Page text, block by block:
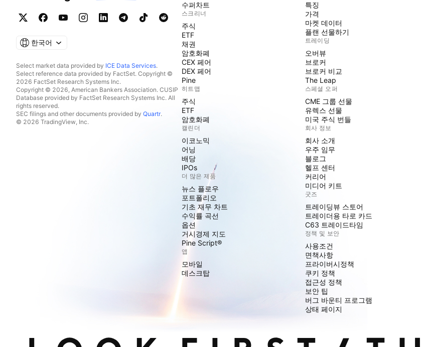
한국어
Select market data provided by ICE Data Services.
Select reference data provided by FactSet. Copyright ©
2026 FactSet Research Systems Inc.
Copyright © 2026, American Bankers Association. CUSIP
Database provided by FactSet Research Systems Inc. All
rights reserved.
SEC filings and other documents provided by Quartr.
© 2026 TradingView, Inc.
수퍼차트
스크리너
주식
ETF
채권
암호화폐
CEX 페어
DEX 페어
Pine
히트맵
주식
ETF
암호화폐
캘린더
이코노믹
어닝
배당
IPOs
더 많은 제품
뉴스 플로우
포트폴리오
기초 재무 차트
수익률 곡선
옵션
거시경제 지도
Pine Script®
앱
모바일
데스크탑
특징
가격
마켓 데이터
플랜 선물하기
트레이딩
오버뷰
브로커
브로커 비교
The Leap
스페셜 오퍼
CME 그룹 선물
유렉스 선물
미국 주식 번들
회사 정보
회사 소개
우주 임무
블로그
헬프 센터
커리어
미디어 키트
굿즈
트레이딩뷰 스토어
트레이더용 타로 카드
C63 트레이드타임
정책 및 보안
사용조건
면책사항
프라이버시정책
쿠키 정책
접근성 정책
보안 팁
버그 바운티 프로그램
상태 페이지